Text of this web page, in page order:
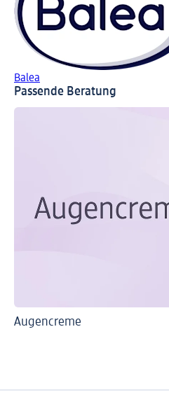
Balea
Passende Beratung
Augencreme